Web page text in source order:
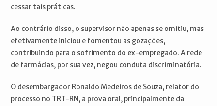
cessar tais práticas.
Ao contrário disso, o supervisor não apenas se omitiu, mas
efetivamente iniciou e fomentou as gozações,
contribuindo para o sofrimento do ex-empregado. A rede
de farmácias, por sua vez, negou conduta discriminatória.
O desembargador Ronaldo Medeiros de Souza, relator do
processo no TRT-RN, a prova oral, principalmente da